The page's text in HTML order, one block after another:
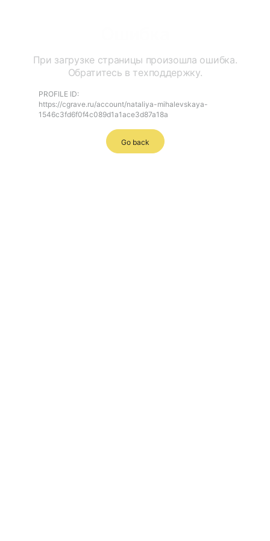
При загрузке страницы произошла ошибка.
Обратитесь в техподдержку.
PROFILE ID:
https://cgrave.ru/account/nataliya-mihalevskaya-
1546c3fd6f0f4c089d1a1ace3d87a18a
Go back